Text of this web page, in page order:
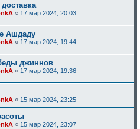
« 17 мар 2024, 20:03
Ашдаду
« 17 мар 2024, 19:44
джиннов
« 17 мар 2024, 19:36
« 15 мар 2024, 23:25
« 15 мар 2024, 23:07